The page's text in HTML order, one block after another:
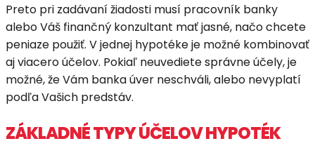
Preto pri zadávaní žiadosti musí pracovník banky
alebo Váš finančný konzultant mať jasné, načo chcete
peniaze použiť. V jednej hypotéke je možné kombinovať
aj viacero účelov. Pokiaľ neuvediete správne účely, je
možné, že Vám banka úver neschváli, alebo nevyplatí
podľa Vašich predstáv.
ZÁKLADNÉ TYPY ÚČELOV HYPOTÉK